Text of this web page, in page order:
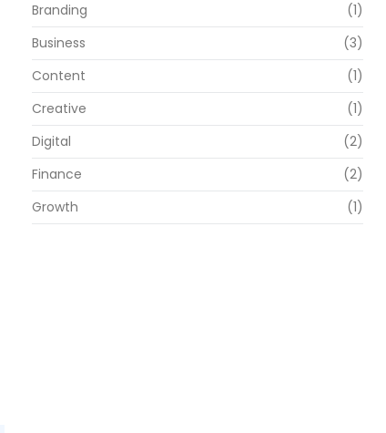
Branding
(1)
Business
(3)
Content
(1)
Creative
(1)
Digital
(2)
Finance
(2)
Growth
(1)